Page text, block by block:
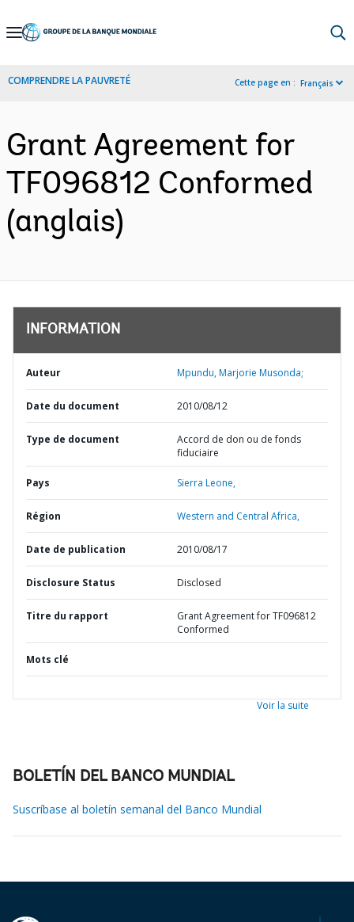
Skip
Navigation
COMPRENDRE LA PAUVRETÉ Cette page en : Français
Grant Agreement for
TF096812 Conformed
(anglais)
INFORMATION
Auteur Mpundu, Marjorie Musonda;
Date du document 2010/08/12
Type de document
Accord de don ou de fonds
fiduciaire
Pays Sierra Leone,
Région Western and Central Africa,
Date de publication 2010/08/17
Disclosure Status Disclosed
Titre du rapport
Grant Agreement for TF096812
Conformed
Mots clé
Voir la suite
BOLETÍN DEL BANCO MUNDIAL
Suscríbase al boletín semanal del Banco Mundial